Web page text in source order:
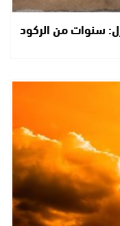
سنوات من الركود